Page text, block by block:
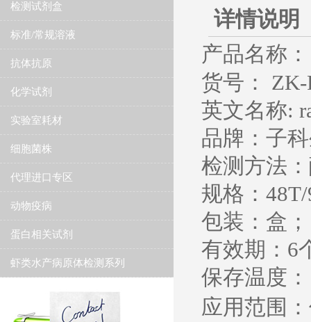
检测试剂盒
标准/常规溶液
抗体抗原
化学试剂
实验室耗材
细胞菌株
代理进口专区
动物疫病
蛋白相关试剂
虾类水产病原体检测系列
详情说明
产品名称：
货号： ZK-
英文名称:
品牌：子
检测方法
规格：
包装：盒；
有效期： 6
保存温度 ：
应用范围